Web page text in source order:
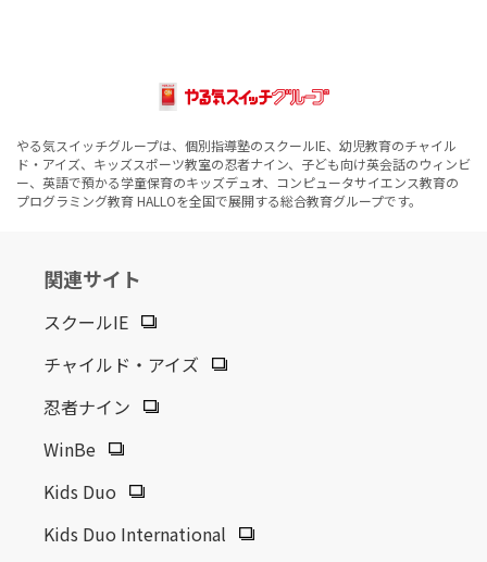
やる気スイッチグループは、個別指導塾のスクールIE、幼児教育のチャイル
ド・アイズ、キッズスポーツ教室の忍者ナイン、子ども向け英会話のウィンビ
ー、英語で預かる学童保育のキッズデュオ、コンピュータサイエンス教育の
プログラミング教育 HALLOを全国で展開する総合教育グループです。
関連サイト
スクールIE
チャイルド・アイズ
忍者ナイン
WinBe
Kids Duo
Kids Duo International